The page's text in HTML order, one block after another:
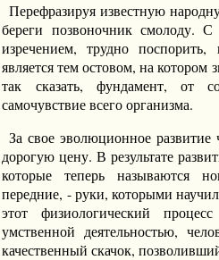
Перефразируя известную
береги позвоночник смолоду.
изречением, трудно поспорить,
является тем остовом, на котором
так сказать, фундамент, от
самочувствие всего организма.
За свое эволюционное развитие
дорогую цену. В результате
которые теперь называются
передние, - руки, которыми
этот физиологический
умственной деятельностью,
качественный скачок,